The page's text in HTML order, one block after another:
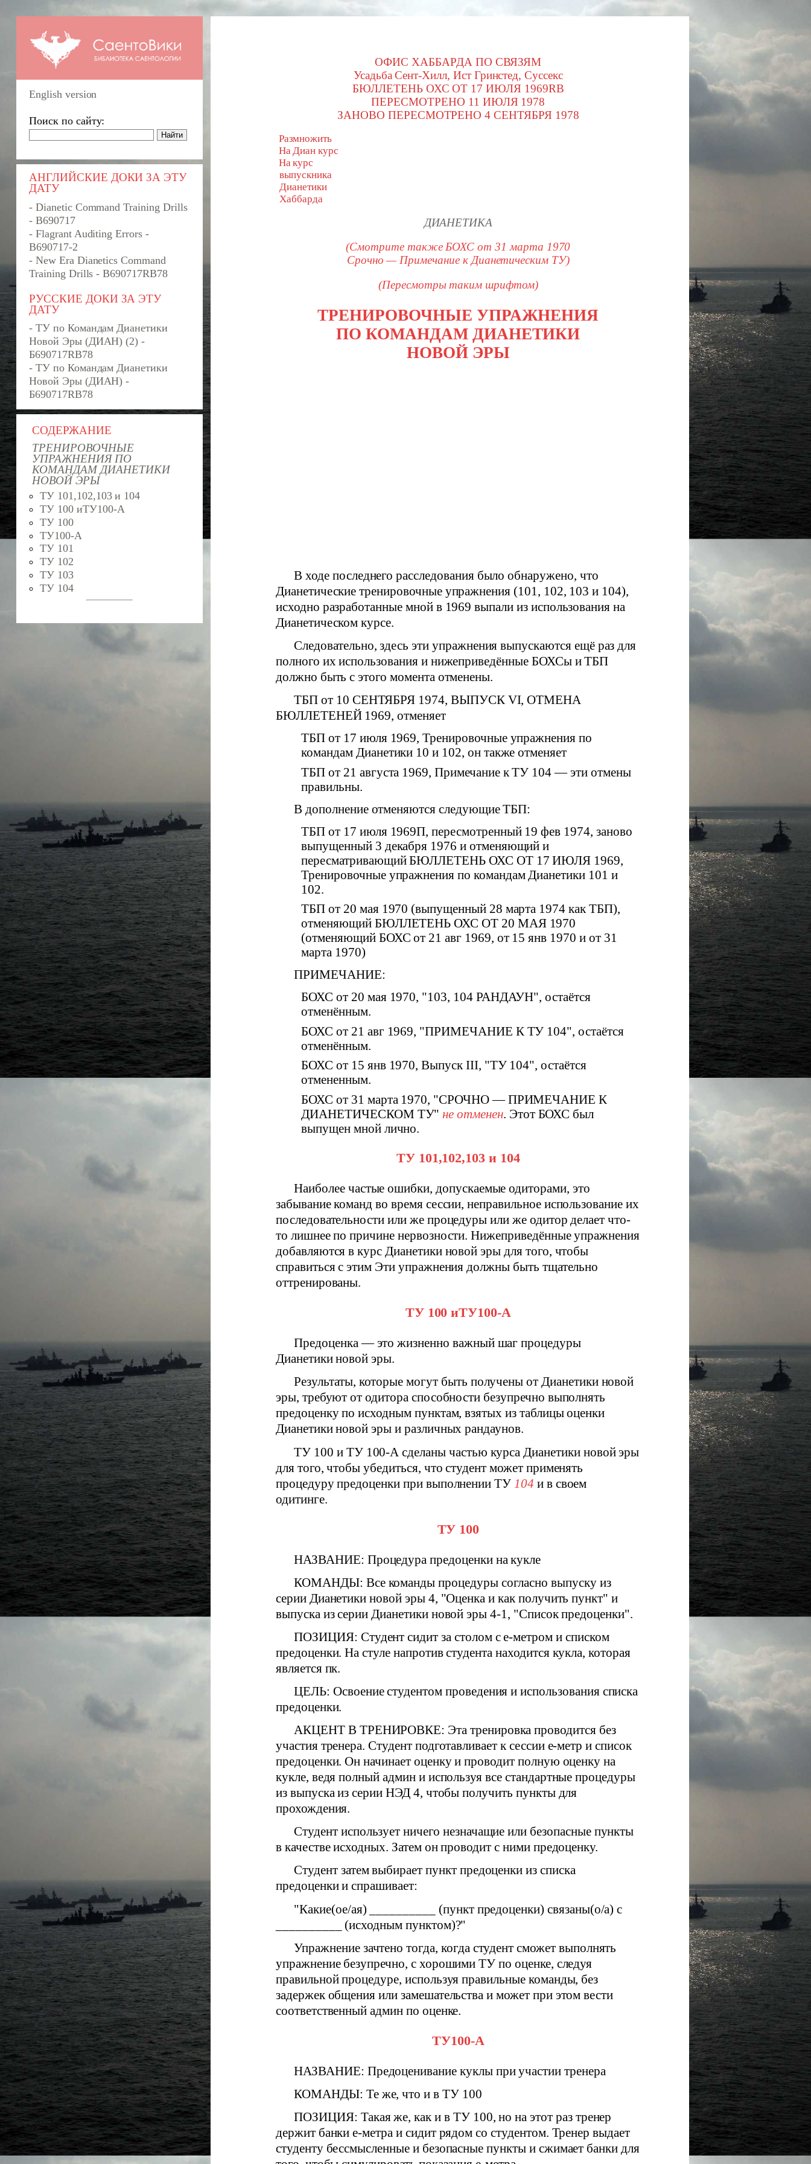
English version
Поиск по сайту:
АНГЛИЙСКИЕ ДОКИ ЗА ЭТУ
ДАТУ
- Dianetic Command Training Drills
- B690717
- Flagrant Auditing Errors -
B690717-2
- New Era Dianetics Command
Training Drills - B690717RB78
РУССКИЕ ДОКИ ЗА ЭТУ
ДАТУ
- ТУ по Командам Дианетики
Новой Эры (ДИАН) (2) -
Б690717RB78
- ТУ по Командам Дианетики
Новой Эры (ДИАН) -
Б690717RB78
СОДЕРЖАНИЕ
ТРЕНИРОВОЧНЫЕ
УПРАЖНЕНИЯ ПО
КОМАНДАМ ДИАНЕТИКИ
НОВОЙ ЭРЫ
ТУ 101,102,103 и 104
ТУ 100 иТУ100-А
ТУ 100
ТУ100-А
ТУ 101
ТУ 102
ТУ 103
ТУ 104
ОФИС ХАББАРДА ПО СВЯЗЯМ
Усадьба Сент-Хилл, Ист Гринстед, Суссекс
БЮЛЛЕТЕНЬ ОХС ОТ 17 ИЮЛЯ 1969RB
ПЕРЕСМОТРЕНО 11 ИЮЛЯ 1978
ЗАНОВО ПЕРЕСМОТРЕНО 4 СЕНТЯБРЯ 1978
Размножить
На Диан курс
На курс
выпускника
Дианетики
Хаббарда
ДИАНЕТИКА
(Смотрите также БОХС от 31 марта 1970
Срочно — Примечание к Дианетическим ТУ)
(Пересмотры таким шрифтом)
ТРЕНИРОВОЧНЫЕ УПРАЖНЕНИЯ
ПО КОМАНДАМ ДИАНЕТИКИ
НОВОЙ ЭРЫ
В ходе последнего расследования было обнаружено, что
Дианетические тренировочные упражнения (101, 102, 103 и 104),
исходно разработанные мной в 1969 выпали из использования на
Дианетическом курсе.
Следовательно, здесь эти упражнения выпускаются ещё раз для
полного их использования и нижеприведённые БОХСы и ТБП
должно быть с этого момента отменены.
ТБП от 10 СЕНТЯБРЯ 1974, ВЫПУСК VI, ОТМЕНА
БЮЛЛЕТЕНЕЙ 1969, отменяет
ТБП от 17 июля 1969, Тренировочные упражнения по
командам Дианетики 10 и 102, он также отменяет
ТБП от 21 августа 1969, Примечание к ТУ 104 — эти отмены
правильны.
В дополнение отменяются следующие ТБП:
ТБП от 17 июля 1969П, пересмотренный 19 фев 1974, заново
выпущенный 3 декабря 1976 и отменяющий и
пересматривающий БЮЛЛЕТЕНЬ ОХС ОТ 17 ИЮЛЯ 1969,
Тренировочные упражнения по командам Дианетики 101 и
102.
ТБП от 20 мая 1970 (выпущенный 28 марта 1974 как ТБП),
отменяющий БЮЛЛЕТЕНЬ ОХС ОТ 20 МАЯ 1970
(отменяющий БОХС от 21 авг 1969, от 15 янв 1970 и от 31
марта 1970)
ПРИМЕЧАНИЕ:
БОХС от 20 мая 1970, "103, 104 РАНДАУН", остаётся
отменённым.
БОХС от 21 авг 1969, "ПРИМЕЧАНИЕ К ТУ 104", остаётся
отменённым.
БОХС от 15 янв 1970, Выпуск III, "ТУ 104", остаётся
отмененным.
БОХС от 31 марта 1970, "СРОЧНО — ПРИМЕЧАНИЕ К
ДИАНЕТИЧЕСКОМ ТУ" не отменен. Этот БОХС был
выпущен мной лично.
ТУ 101,102,103 и 104
Наиболее частые ошибки, допускаемые одиторами, это
забывание команд во время сессии, неправильное использование их
последовательности или же процедуры или же одитор делает что-
то лишнее по причине нервозности. Нижеприведённые упражнения
добавляются в курс Дианетики новой эры для того, чтобы
справиться с этим Эти упражнения должны быть тщательно
оттренированы.
ТУ 100 иТУ100-А
Предоценка — это жизненно важный шаг процедуры
Дианетики новой эры.
Результаты, которые могут быть получены от Дианетики новой
эры, требуют от одитора способности безупречно выполнять
предоценку по исходным пунктам, взятых из таблицы оценки
Дианетики новой эры и различных рандаунов.
ТУ 100 и ТУ 100-А сделаны частью курса Дианетики новой эры
для того, чтобы убедиться, что студент может применять
процедуру предоценки при выполнении ТУ 104 и в своем
одитинге.
ТУ 100
НАЗВАНИЕ: Процедура предоценки на кукле
КОМАНДЫ: Все команды процедуры согласно выпуску из
серии Дианетики новой эры 4, "Оценка и как получить пункт" и
выпуска из серии Дианетики новой эры 4-1, "Список предоценки".
ПОЗИЦИЯ: Студент сидит за столом с е-метром и списком
предоценки. На стуле напротив студента находится кукла, которая
является пк.
ЦЕЛЬ: Освоение студентом проведения и использования списка
предоценки.
АКЦЕНТ В ТРЕНИРОВКЕ: Эта тренировка проводится без
участия тренера. Студент подготавливает к сессии е-метр и список
предоценки. Он начинает оценку и проводит полную оценку на
кукле, ведя полный админ и используя все стандартные процедуры
из выпуска из серии НЭД 4, чтобы получить пункты для
прохождения.
Студент использует ничего незначащие или безопасные пункты
в качестве исходных. Затем он проводит с ними предоценку.
Студент затем выбирает пункт предоценки из списка
предоценки и спрашивает:
"Какие(ое/ая) __________ (пункт предоценки) связаны(о/а) с
__________ (исходным пунктом)?"
Упражнение зачтено тогда, когда студент сможет выполнять
упражнение безупречно, с хорошими ТУ по оценке, следуя
правильной процедуре, используя правильные команды, без
задержек общения или замешательства и может при этом вести
соответственный админ по оценке.
ТУ100-А
НАЗВАНИЕ: Предоценивание куклы при участии тренера
КОМАНДЫ: Те же, что и в ТУ 100
ПОЗИЦИЯ: Такая же, как и в ТУ 100, но на этот раз тренер
держит банки е-метра и сидит рядом со студентом. Тренер выдает
студенту бессмысленные и безопасные пункты и сжимает банки для